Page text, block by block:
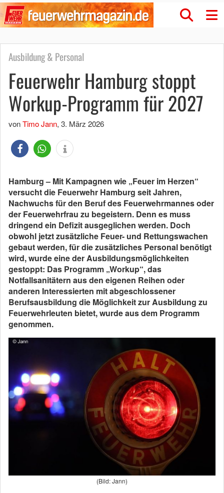
Ausbildung & Personal
Feuerwehr Hamburg stoppt
Workup-Programm für 2027
vonTimo Jann, 3. März 2026
Hamburg – Mit Kampagnen wie „Feuer im Herzen“
versucht die Feuerwehr Hamburg seit Jahren,
Nachwuchs für den Beruf des Feuerwehrmannes oder
der Feuerwehrfrau zu begeistern. Denn es muss
dringend ein Defizit ausgeglichen werden. Doch
obwohl jetzt zusätzliche Feuer- und Rettungswachen
gebaut werden, für die zusätzliches Personal benötigt
wird, wurde eine der Ausbildungsmöglichkeiten
gestoppt: Das Programm „Workup“, das
Notfallsanitätern aus den eigenen Reihen oder
anderen Interessierten mit abgeschlossener
Berufsausbildung die Möglichkeit zur Ausbildung zu
Feuerwehrleuten bietet, wurde aus dem Programm
genommen.
(Bild: Jann)